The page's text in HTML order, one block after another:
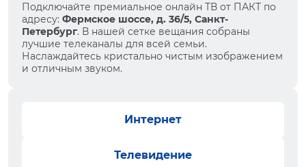
Подключайте премиальное онлайн ТВ от ПАКТ по
адресу: Фермское шоссе, д. 36/5, Санкт-
Петербург. В нашей сетке вещания собраны
лучшие телеканалы для всей семьи.
Наслаждайтесь кристально чистым изображением
и отличным звуком.
Интернет
Телевидение